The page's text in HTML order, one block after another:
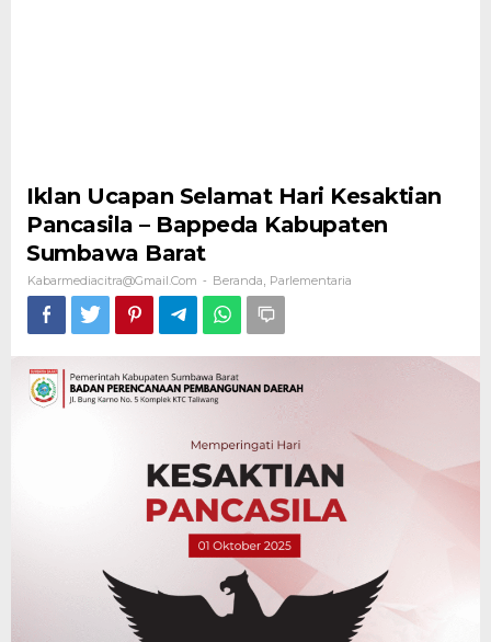
Iklan Ucapan Selamat Hari Kesaktian
Pancasila – Bappeda Kabupaten
Sumbawa Barat
Kabarmediacitra@gmail.com - Beranda Parlementaria